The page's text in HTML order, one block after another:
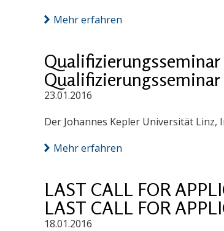
Mehr erfahren
23.01.2016
Der Johannes Kepler Universität
Mehr erfahren
LAST CALL FOR
LAST CALL FOR
18.01.2016